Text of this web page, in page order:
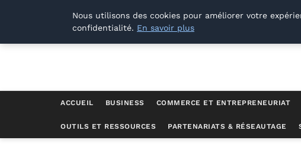
Lyon Photos
ACCUEIL BUSINESS COMMERCE ET ENTREPRENEURIAT
OUTILS ET RESSOURCES PARTENARIATS & RÉSEAUTAGE
Nous utilisons des cookies pour améliorer votre
confidentialité. En savoir plus